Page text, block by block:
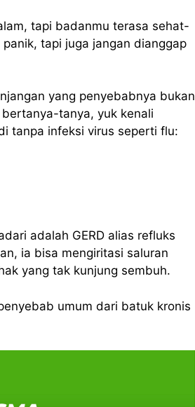
tapi badanmu terasa sehat-
tapi juga jangan dianggap
yang penyebabnya bukan
tanya, yuk kenali
tanpa infeksi virus seperti flu:
adalah GERD alias refluks
ia bisa mengiritasi saluran
yang tak kunjung sembuh.
umum dari batuk kronis